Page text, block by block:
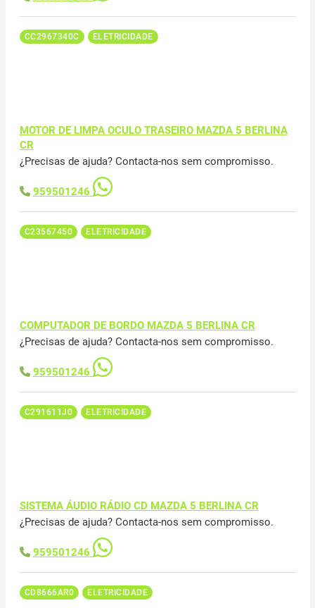
CC2967340C ELETRICIDADE
MOTOR DE LIMPA OCULO TRASEIRO MAZDA 5 BERLINA
CR
¿Precisas de ajuda? Contacta-nos sem compromisso.
959501246
C23567450 ELETRICIDADE
COMPUTADOR DE BORDO MAZDA 5 BERLINA CR
¿Precisas de ajuda? Contacta-nos sem compromisso.
959501246
C291611J0 ELETRICIDADE
SISTEMA ÁUDIO RÁDIO CD MAZDA 5 BERLINA CR
¿Precisas de ajuda? Contacta-nos sem compromisso.
959501246
CD8666AR0 ELETRICIDADE